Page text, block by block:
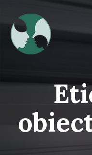
content